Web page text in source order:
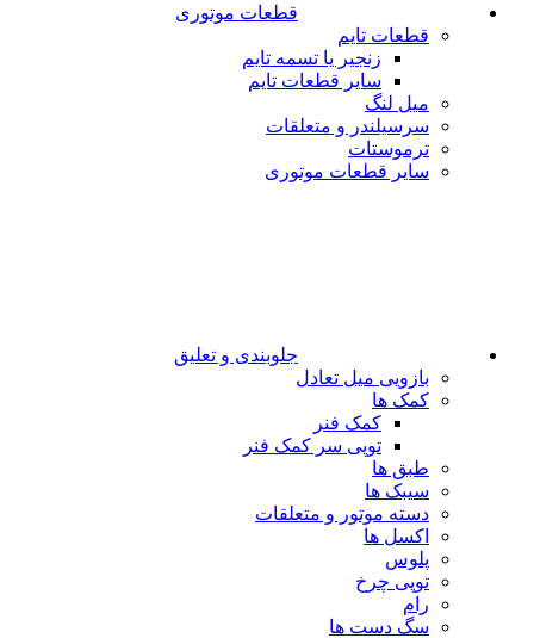
قطعات موتوری
قطعات تایم
زنجیر یا تسمه تایم
سایر قطعات تایم
میل لنگ
سرسیلندر و متعلقات
ترموستات
سایر قطعات موتوری
جلوبندی و تعلیق
بازویی میل تعادل
کمک ها
کمک فنر
توپی سر کمک فنر
طبق ها
سیبک ها
دسته موتور و متعلقات
اکسل ها
پلوس
توپی چرخ
رام
سگ دست ها